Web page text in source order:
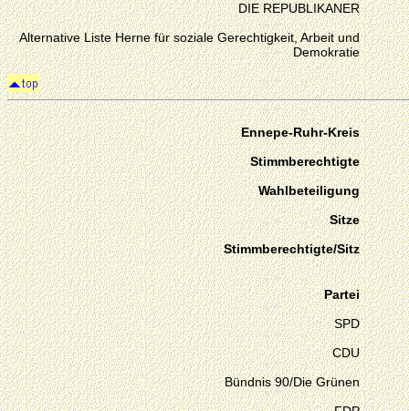
DIE REPUBLIKANER
Alternative Liste Herne für soziale Gerechtigkeit, Arbeit und
Demokratie
Ennepe-Ruhr-Kreis
Stimmberechtigte
Wahlbeteiligung
Sitze
Stimmberechtigte/Sitz
Partei
SPD
CDU
Bündnis 90/Die Grünen